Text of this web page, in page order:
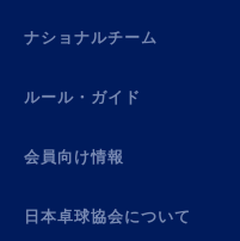
ナショナルチーム
ルール・ガイド
会員向け情報
日本卓球協会について